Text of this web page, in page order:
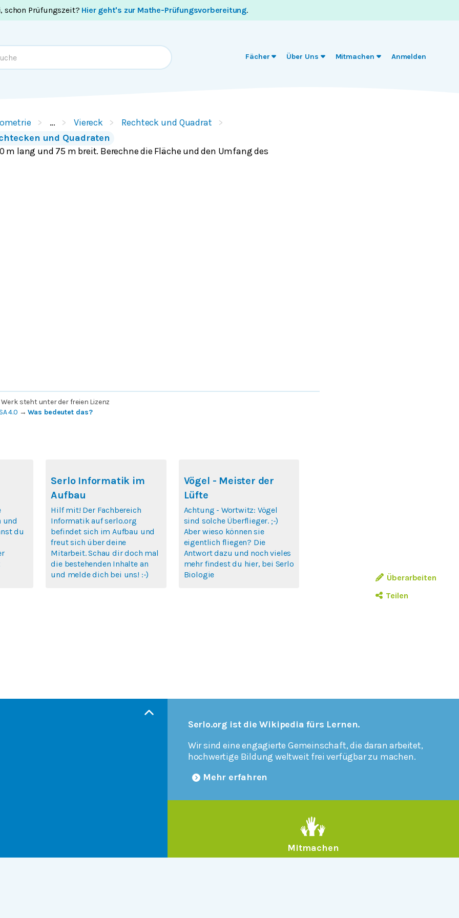
schon Prüfungszeit? Hier geht's zur Mathe-Prüfungsvorbereitung.
Fächer Über Uns Mitmachen Anmelden
… Viereck
Rechteck und Quadrat
und Quadraten
m lang und 75 m breit. Berechne die Fläche und den Umfang des
Überarbeiten
Teilen
Werk steht unter der freien Lizenz
4.0 →Was bedeutet das?
und
du
Serlo Informatik im
Aufbau
Hilf mit! Der Fachbereich
Informatik auf serlo.org
befindet sich im Aufbau und
freut sich über deine
Mitarbeit. Schau dir doch mal
die bestehenden Inhalte an
und melde dich bei uns! :-)
Vögel - Meister der
Lüfte
Achtung - Wortwitz: Vögel
sind solche Überflieger. ;-)
Aber wieso können sie
eigentlich fliegen? Die
Antwort dazu und noch vieles
mehr findest du hier, bei Serlo
Biologie
Serlo.org ist die Wikipedia fürs Lernen.
Wir sind eine engagierte Gemeinschaft, die daran arbeitet,
hochwertige Bildung weltweit frei verfügbar zu machen.
Mehr erfahren
Mitmachen